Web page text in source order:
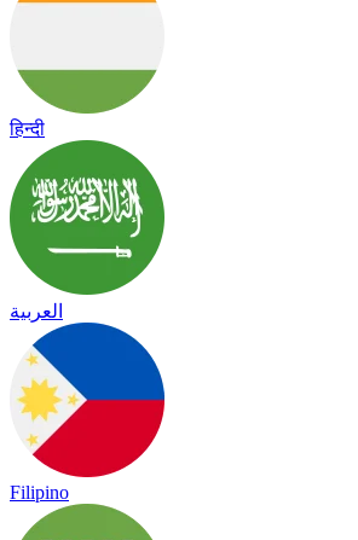
हिन्दी
العربية
Filipino